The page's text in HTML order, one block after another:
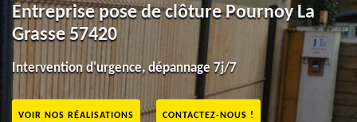
Entreprise pose de clôture Pournoy La
Grasse 57420
Intervention d'urgence, dépannage 7j/7
VOIR NOS RÉALISATIONS CONTACTEZ-NOUS !